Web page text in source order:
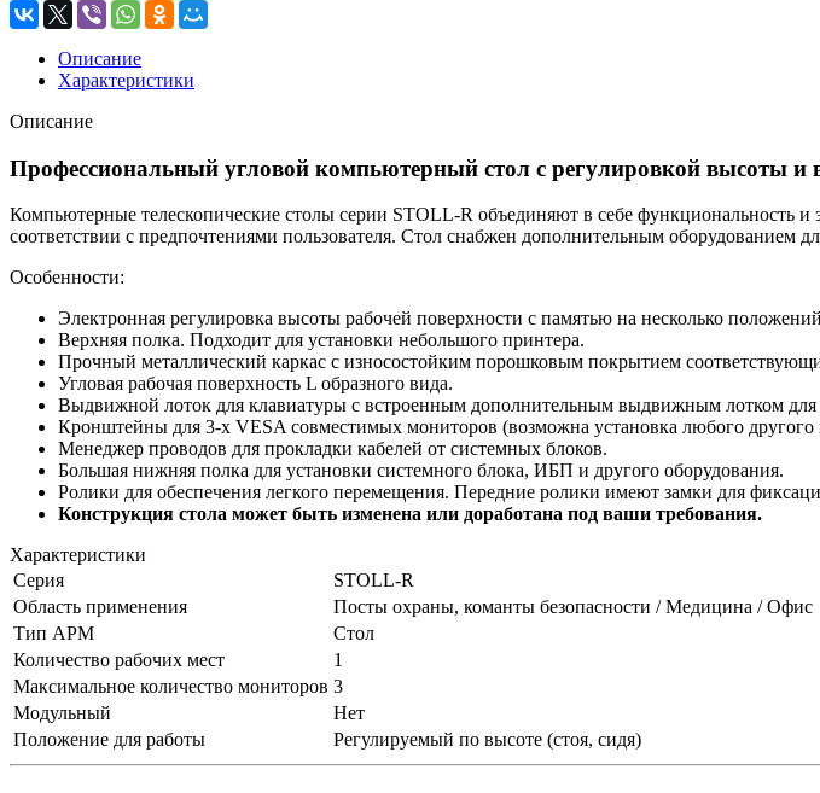
Описание
Характеристики
Описание
Профессиональный угловой компьютерный стол с регулировкой высоты и
Компьютерные телескопические столы серии STOLL-R объединяют в себе функциональность
соответствии с предпочтениями пользователя. Стол снабжен дополнительным оборудованием
Особенности:
Электронная регулировка высоты рабочей поверхности с памятью на несколько
Верхняя полка. Подходит для установки небольшого принтера.
Прочный металлический каркас с износостойким порошковым покрытием
Угловая рабочая поверхность L образного вида.
Выдвижной лоток для клавиатуры с встроенным дополнительным выдвижным лотком
Кронштейны для 3-х VESA совместимых мониторов (возможна установка любого другого
Менеджер проводов для прокладки кабелей от системных блоков.
Большая нижняя полка для установки системного блока, ИБП и другого оборудования.
Ролики для обеспечения легкого перемещения. Передние ролики имеют замки для
Конструкция стола может быть изменена или доработана под ваши требования.
Характеристики
Серия
STOLL-R
Область применения
Посты охраны, команты безопасности / Медицина / Офис
Тип АРМ
Стол
Количество рабочих мест
1
Максимальное количество мониторов 3
Модульный
Нет
Положение для работы
Регулируемый по высоте (стоя, сидя)